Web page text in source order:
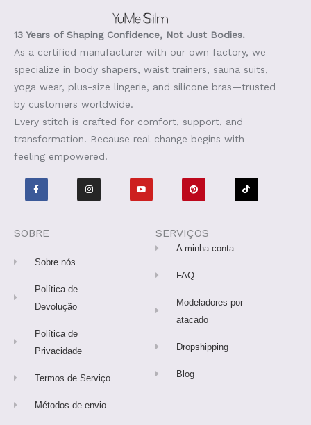
13 Years of Shaping Confidence, Not Just Bodies.
As a certified manufacturer with our own factory, we
specialize in body shapers, waist trainers, sauna suits,
yoga wear, plus-size lingerie, and silicone bras—trusted
by customers worldwide.
Every stitch is crafted for comfort, support, and
transformation. Because real change begins with
feeling empowered.
F
a
c
e
o
k
I
n
s
t
Y
o
u
t
P
i
n
t
e
s
t
T
i
k
t
SOBRE
Sobre nós
Política de
Devolução
Política de
Privacidade
Termos de Serviço
Métodos de envio
SERVIÇOS
A minha conta
FAQ
Modeladores por
atacado
Dropshipping
Blog